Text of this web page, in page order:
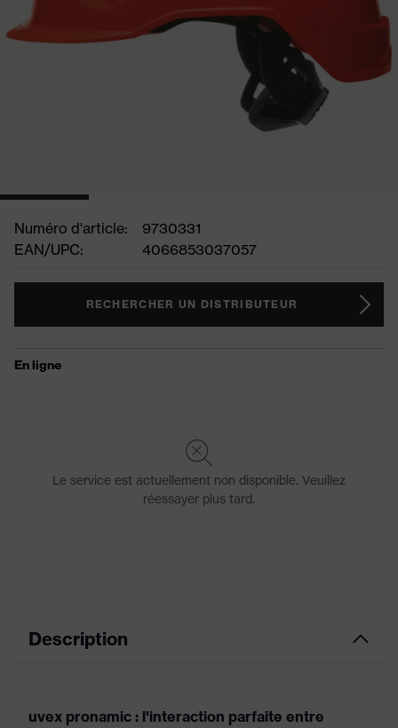
Numéro d'article:
9730331
EAN/UPC:
4066853037057
RECHERCHER UN DISTRIBUTEUR
Description
uvex pronamic : l'interaction parfaite entre